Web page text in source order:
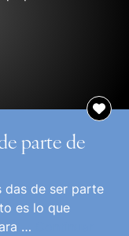
parte de
das de ser parte
es lo que
…